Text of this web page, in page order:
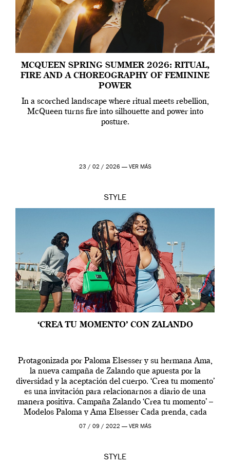
MCQUEEN SPRING SUMMER 2026: RITUAL,
FIRE AND A CHOREOGRAPHY OF FEMININE
POWER
In a scorched landscape where ritual meets rebellion,
McQueen turns fire into silhouette and power into
posture.
23 / 02 / 2026 — VER MÁS
STYLE
‘CREA TU MOMENTO’ CON ZALANDO
Protagonizada por Paloma Elsesser y su hermana Ama,
la nueva campaña de Zalando que apuesta por la
diversidad y la aceptación del cuerpo. ‘Crea tu momento’
es una invitación para relacionarnos a diario de una
manera positiva. Campaña Zalando ‘Crea tu momento’ –
Modelos Paloma y Ama Elsesser Cada prenda, cada
outfit, cada momento, caracteriza […]
07 / 09 / 2022 — VER MÁS
STYLE